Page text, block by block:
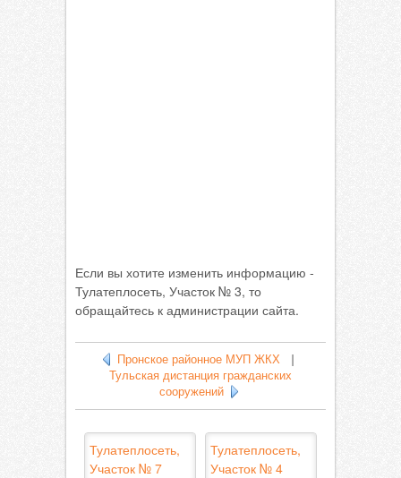
Если вы хотите изменить информацию -
Тулатеплосеть, Участок № 3, то
обращайтесь к администрации сайта.
Пронское районное МУП ЖКХ
Тульская дистанция гражданских
сооружений
Тулатеплосеть,
Участок № 7
Тулатеплосеть,
Участок № 4